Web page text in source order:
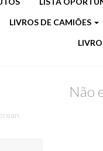
LIVROS DE CAMIÕES
Não